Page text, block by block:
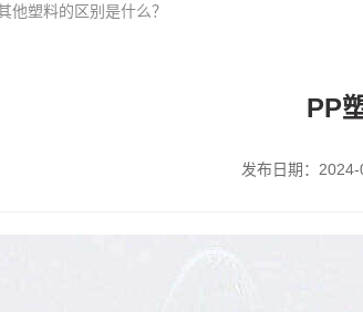
他塑料的区别是什么？
PP
发布日期：